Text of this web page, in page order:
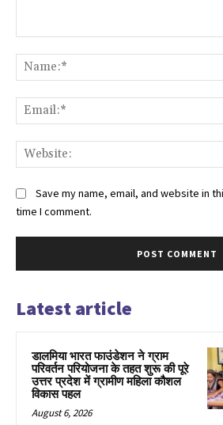
Save my name, email, and website in
time I comment.
Latest article
डालमिया भारत फाउंडेशन ने ग्राम
परिवर्तन परियोजना के तहत शुरू की पूरे
उत्तर प्रदेश में ग्रामीण महिला कौशल
विकास पहल
August 6, 2026